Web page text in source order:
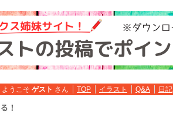
ようこそ ゲスト さん TOP イラスト Q&A 日記